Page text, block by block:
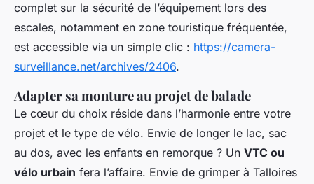
complet sur la sécurité de l’équipement lors des
escales, notamment en zone touristique fréquentée,
est accessible via un simple clic : https://camera-
surveillance.net/archives/2406.
Adapter sa monture au projet de balade
Le cœur du choix réside dans l’harmonie entre votre
projet et le type de vélo. Envie de longer le lac, sac
au dos, avec les enfants en remorque ? Un VTC ou
vélo urbain fera l’affaire. Envie de grimper à Talloires